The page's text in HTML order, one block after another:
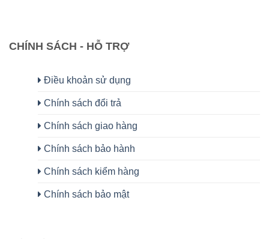
CHÍNH SÁCH - HỖ TRỢ
Điều khoản sử dụng
Chính sách đổi trả
Chính sách giao hàng
Chính sách bảo hành
Chính sách kiểm hàng
Chính sách bảo mật